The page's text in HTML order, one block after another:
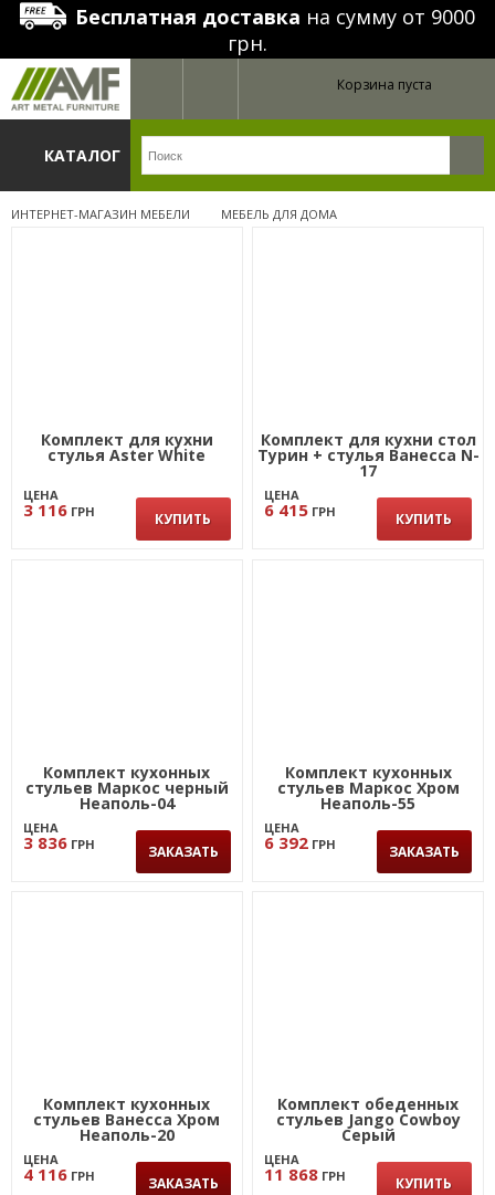
Бесплатная доставка на сумму от 9000
грн.
Корзина пуста
КАТАЛОГ
ИНТЕРНЕТ-МАГАЗИН МЕБЕЛИ МЕБЕЛЬ ДЛЯ ДОМА
Комплект для кухни
стулья Aster White
ЦЕНА
3 116 ГРН КУПИТЬ
Комплект для кухни стол
Турин + стулья Ванесса N-
17
ЦЕНА
6 415 ГРН КУПИТЬ
Комплект кухонных
стульев Маркос черный
Неаполь-04
ЦЕНА
3 836 ГРН ЗАКАЗАТЬ
Комплект кухонных
стульев Маркос Хром
Неаполь-55
ЦЕНА
6 392 ГРН ЗАКАЗАТЬ
Комплект кухонных
стульев Ванесса Хром
Неаполь-20
ЦЕНА
4 116 ГРН ЗАКАЗАТЬ
Комплект обеденных
стульев Jango Cowboy
Серый
ЦЕНА
11 868 ГРН КУПИТЬ